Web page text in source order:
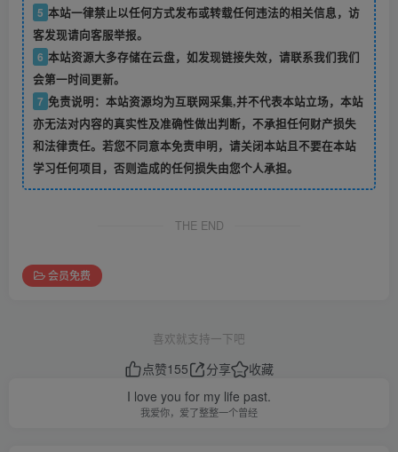
5 本站一律禁止以任何方式发布或转载任何违法的相关信息，访
客发现请向客服举报。
6 本站资源大多存储在云盘，如发现链接失效，请联系我们我们
会第一时间更新。
7 免责说明：本站资源均为互联网采集,并不代表本站立场，本站
亦无法对内容的真实性及准确性做出判断，不承担任何财产损失
和法律责任。若您不同意本免责申明，请关闭本站且不要在本站
学习任何项目，否则造成的任何损失由您个人承担。
THE END
会员免费
喜欢就支持一下吧
点赞155 分享
收藏
I love you for my life past.
我爱你，爱了整整一个曾经